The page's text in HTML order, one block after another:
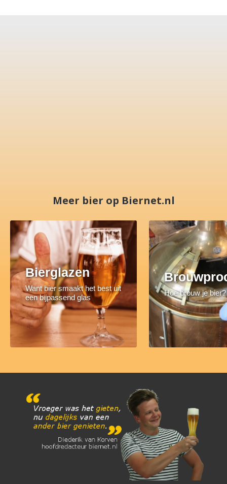
Meer bier op Biernet.nl
Bierglazen
Want bier smaakt het best uit
een bijpassend glas
Hoe brouw je bier?